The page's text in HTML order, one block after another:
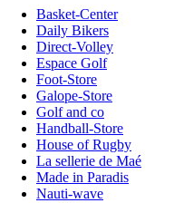
Basket-Center
Daily Bikers
Direct-Volley
Espace Golf
Foot-Store
Galope-Store
Golf and co
Handball-Store
House of Rugby
La sellerie de Maé
Made in Paradis
Nauti-wave